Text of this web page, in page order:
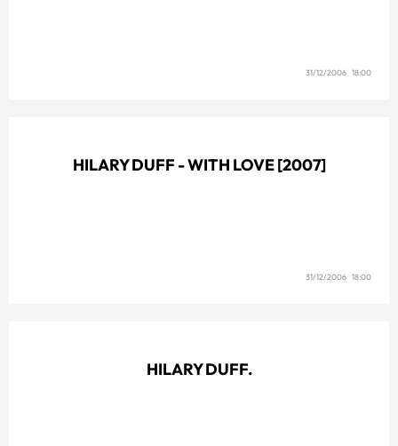
31/12/2006 18:00
HILARY DUFF - WITH LOVE [2007]
31/12/2006 18:00
HILARY DUFF.